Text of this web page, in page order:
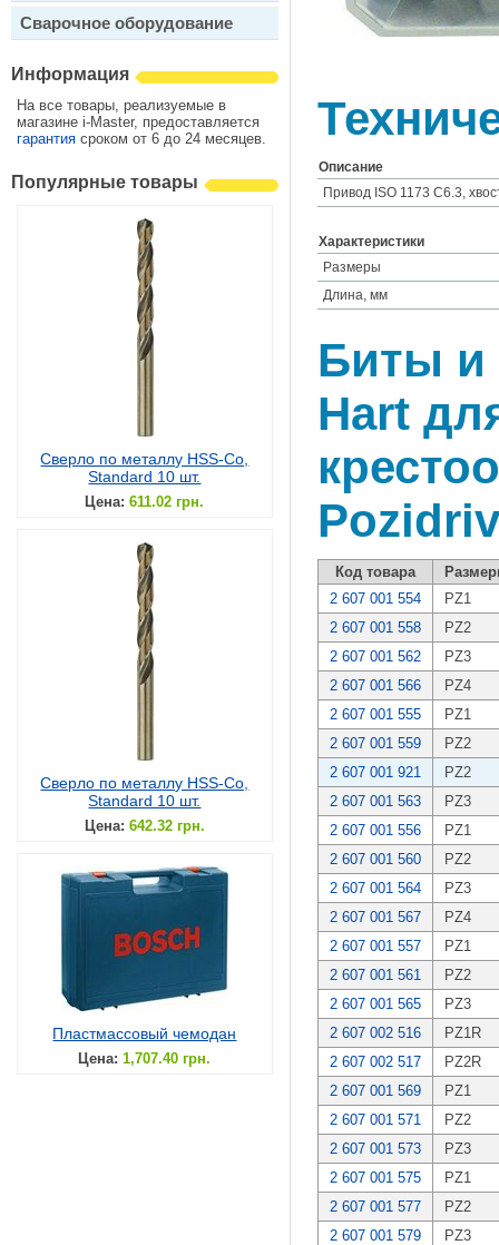
Сварочное оборудование
Информация
На все товары, реализуемые в
магазине i-Master, предоставляется
гарантия сроком от 6 до 24 месяцев.
Популярные товары
Сверло по металлу HSS-Co,
Standard 10 шт.
Цена: 611.02 грн.
Сверло по металлу HSS-Co,
Standard 10 шт.
Цена: 642.32 грн.
Пластмассовый чемодан
Цена: 1,707.40 грн.
Описание
Привод ISO 1173 C6.3,
Характеристики
Размеры
Длина, мм
Биты и
Hart
Pozidriv
Код товара
2 607 001 554
PZ1
2 607 001 558
PZ2
2 607 001 562
PZ3
2 607 001 566
PZ4
2 607 001 555
PZ1
2 607 001 559
PZ2
2 607 001 921
PZ2
2 607 001 563
PZ3
2 607 001 556
PZ1
2 607 001 560
PZ2
2 607 001 564
PZ3
2 607 001 567
PZ4
2 607 001 557
PZ1
2 607 001 561
PZ2
2 607 001 565
PZ3
2 607 002 516
PZ1R
2 607 002 517
PZ2R
2 607 001 569
PZ1
2 607 001 571
PZ2
2 607 001 573
PZ3
2 607 001 575
PZ1
2 607 001 577
PZ2
2 607 001 579
PZ3